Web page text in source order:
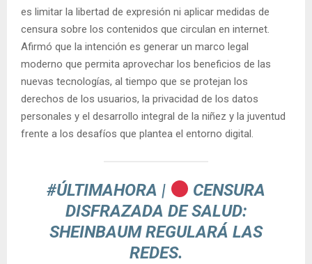
es limitar la libertad de expresión ni aplicar medidas de
censura sobre los contenidos que circulan en internet.
Afirmó que la intención es generar un marco legal
moderno que permita aprovechar los beneficios de las
nuevas tecnologías, al tiempo que se protejan los
derechos de los usuarios, la privacidad de los datos
personales y el desarrollo integral de la niñez y la juventud
frente a los desafíos que plantea el entorno digital.
#ÚLTIMAHORA |
CENSURA
DISFRAZADA DE SALUD:
SHEINBAUM REGULARÁ LAS
REDES.